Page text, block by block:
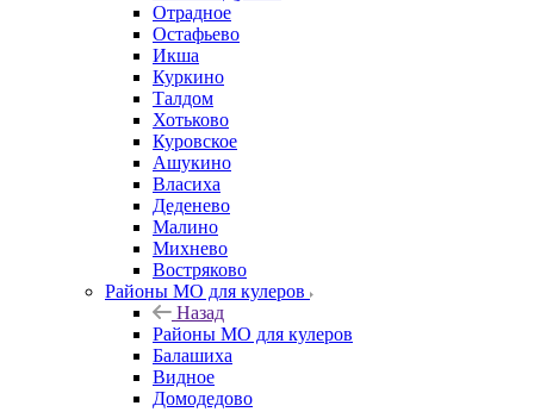
Отрадное
Остафьево
Икша
Куркино
Талдом
Хотьково
Куровское
Ашукино
Власиха
Деденево
Малино
Михнево
Востряково
Районы МО для кулеров
Назад
Районы МО для кулеров
Балашиха
Видное
Домодедово